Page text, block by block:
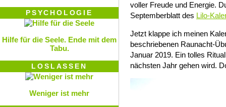
voller Freude und Energie.
Septemberblatt des Lilo-
Jetzt klappe ich meinen
beschriebenen Raunacht-
Januar 2019. Ein tolles
nächsten Jahr gehen wird.
PSYCHOLOGIE
Hilfe für die Seele. Ende mit dem
Tabu.
LOSLASSEN
Weniger ist mehr